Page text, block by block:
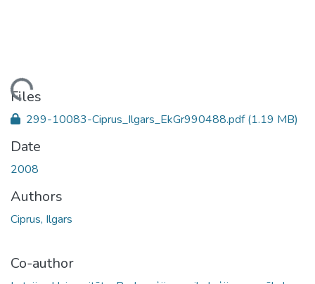
Files
299-10083-Ciprus_Ilgars_EkGr990488.pdf(1.19 MB)
Date
2008
Authors
Ciprus, Ilgars
Co-author